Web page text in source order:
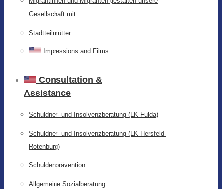
Gesellschaft mit
Stadtteilmütter
Impressions and Films
Consultation &
Assistance
Schuldner- und Insolvenzberatung (LK Fulda)
Schuldner- und Insolvenzberatung (LK Hersfeld-
Rotenburg)
Schuldenprävention
Allgemeine Sozialberatung